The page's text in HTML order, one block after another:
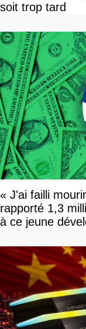
soit trop tard
« J'ai failli
rapporté 1,3
à ce jeune